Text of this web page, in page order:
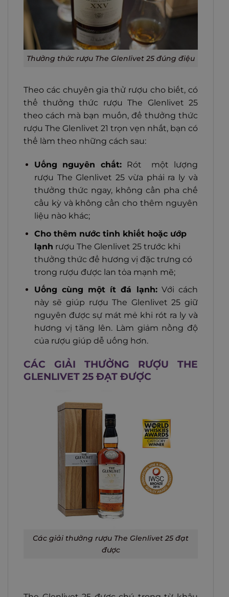
Thưởng thức rượu The Glenlivet 25 đúng điệu
Theo các chuyên gia thử rượu cho biết, có
thể thưởng thức rượu The Glenlivet 25
theo cách mà bạn muốn, để thưởng thức
rượu The Glenlivet 21 trọn vẹn nhất, bạn có
thể làm theo những cách sau:
Uống nguyên chất: Rót một lượng
rượu The Glenlivet 25 vừa phải ra ly và
thưởng thức ngay, không cần pha chế
cầu kỳ và không cần cho thêm nguyên
liệu nào khác;
Cho thêm nước tinh khiết hoặc ướp
lạnh rượu The Glenlivet 25 trước khi
thưởng thức để hương vị đặc trưng có
trong rượu được lan tỏa mạnh mẽ;
Uống cùng một ít đá lạnh:Với cách
này sẽ giúp rượu The Glenlivet 25 giữ
nguyên được sự mát mẻ khi rót ra ly và
hương vị tăng lên. Làm giảm nồng độ
của rượu giúp dễ uống hơn.
CÁC GIẢI THƯỞNG RƯỢU THE
GLENLIVET 25 ĐẠT ĐƯỢC
Các giải thưởng rượu The Glenlivet 25 đạt
được